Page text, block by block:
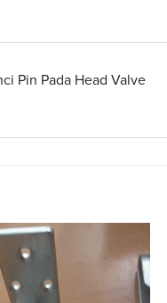
Pin Pada Head Valve